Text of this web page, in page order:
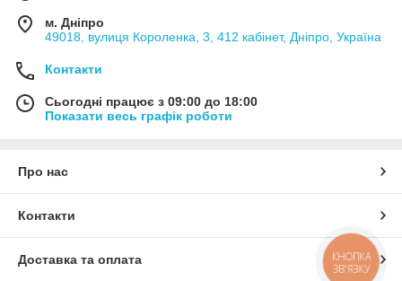
м. Дніпро
49018, вулиця Короленка, 3, 412 кабінет, Дніпро, Україна
Контакти
Сьогодні працює з 09:00 до 18:00
Показати весь графік роботи
Про нас
Контакти
Доставка та оплата
КНОПКА
ЗВ'ЯЗКУ